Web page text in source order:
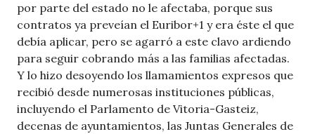
por parte del estado no le afectaba, porque sus
contratos ya preveían el Euribor+1 y era éste el que
debía aplicar, pero se agarró a este clavo ardiendo
para seguir cobrando más a las familias afectadas.
Y lo hizo desoyendo los llamamientos expresos que
recibió desde numerosas instituciones públicas,
incluyendo el Parlamento de Vitoria-Gasteiz,
decenas de ayuntamientos, las Juntas Generales de